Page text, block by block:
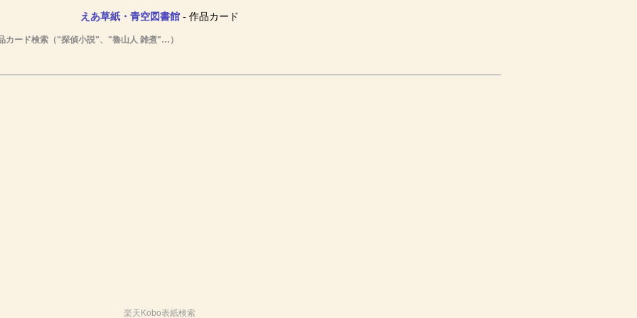
えあ草紙・青空図書館- 作品カード
カード検索（"探偵小説"、"魯山人 雑煮"…）
楽天Kobo表紙検索